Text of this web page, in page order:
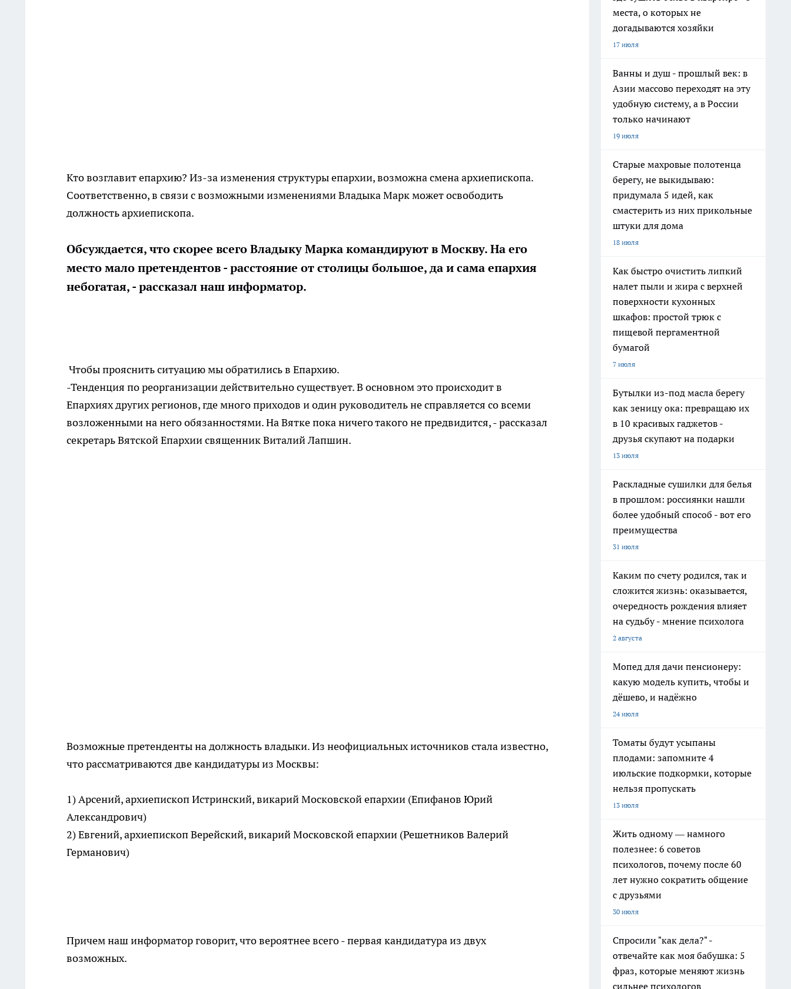
Кто возглавит епархию? Из-за изменения структуры епархии, возможна смена архиепископа.
Соответственно, в связи с возможными изменениями Владыка Марк может освободить
должность архиепископа.
Обсуждается, что скорее всего Владыку Марка командируют в Москву. На его
место мало претендентов - расстояние от столицы большое, да и сама епархия
небогатая, - рассказал наш информатор.
Чтобы прояснить ситуацию мы обратились в Епархию.
-Тенденция по реорганизации действительно существует. В основном это происходит в
Епархиях других регионов, где много приходов и один руководитель не справляется со всеми
возложенными на него обязанностями. На Вятке пока ничего такого не предвидится, - рассказал
секретарь Вятской Епархии священник Виталий Лапшин.
Возможные претенденты на должность владыки. Из неофициальных источников стала известно,
что рассматриваются две кандидатуры из Москвы:
1) Арсений, архиепископ Истринский, викарий Московской епархии (Епифанов Юрий
Александрович)
2) Евгений, архиепископ Верейский, викарий Московской епархии (Решетников Валерий
Германович)
Причем наш информатор говорит, что вероятнее всего - первая кандидатура из двух
возможных.
места, о которых не
догадываются хозяйки
17 июля
Ванны и душ - прошлый век: в
Азии массово переходят на эту
удобную систему, а в России
только начинают
19 июля
Старые махровые полотенца
берегу, не выкидываю:
придумала 5 идей, как
смастерить из них прикольные
штуки для дома
18 июля
Как быстро очистить липкий
налет пыли и жира с верхней
поверхности кухонных
шкафов: простой трюк с
пищевой пергаментной
бумагой
7 июля
Бутылки из-под масла берегу
как зеницу ока: превращаю их
в 10 красивых гаджетов -
друзья скупают на подарки
13 июля
Раскладные сушилки для белья
в прошлом: россиянки нашли
более удобный способ - вот его
преимущества
31 июля
Каким по счету родился, так и
сложится жизнь: оказывается,
очередность рождения влияет
на судьбу - мнение психолога
2 августа
Мопед для дачи пенсионеру:
какую модель купить, чтобы и
дёшево, и надёжно
24 июля
Томаты будут усыпаны
плодами: запомните 4
июльские подкормки, которые
нельзя пропускать
13 июля
Жить одному — намного
полезнее: 6 советов
психологов, почему после 60
лет нужно сократить общение
с друзьями
30 июля
Спросили "как дела?" -
отвечайте как моя бабушка: 5
фраз, которые меняют жизнь
сильнее психологов